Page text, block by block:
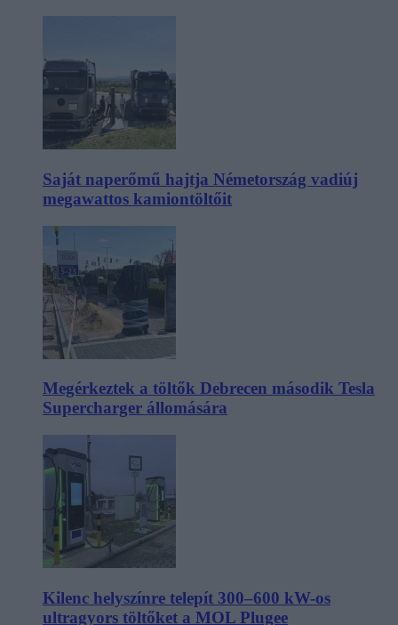
Saját naperőmű hajtja Németország vadiúj
megawattos kamiontöltőit
Megérkeztek a töltők Debrecen második Tesla
Supercharger állomására
Kilenc helyszínre telepít 300–600 kW-os
ultragyors töltőket a MOL Plugee